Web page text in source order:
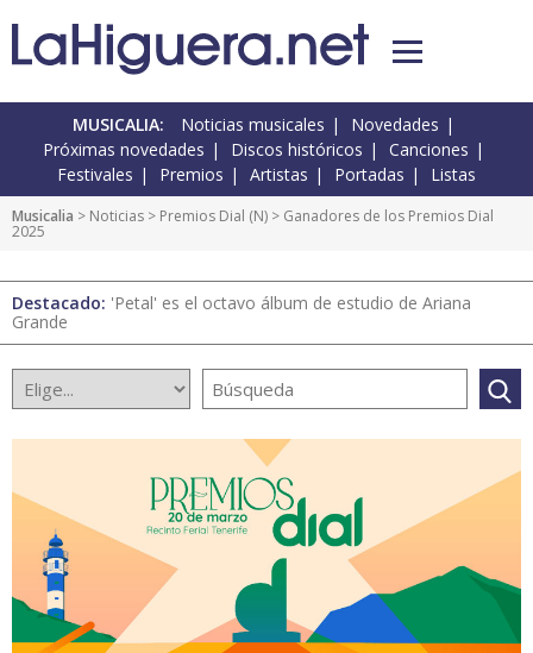
MUSICALIA: Noticias musicales
Novedades
Próximas novedades
Discos históricos
Canciones
Festivales
Premios Artistas Portadas Listas
Musicalia > Noticias > Premios Dial (N) > Ganadores de los Premios Dial
2025
Destacado: 'Petal' es el octavo álbum de estudio de Ariana
Grande